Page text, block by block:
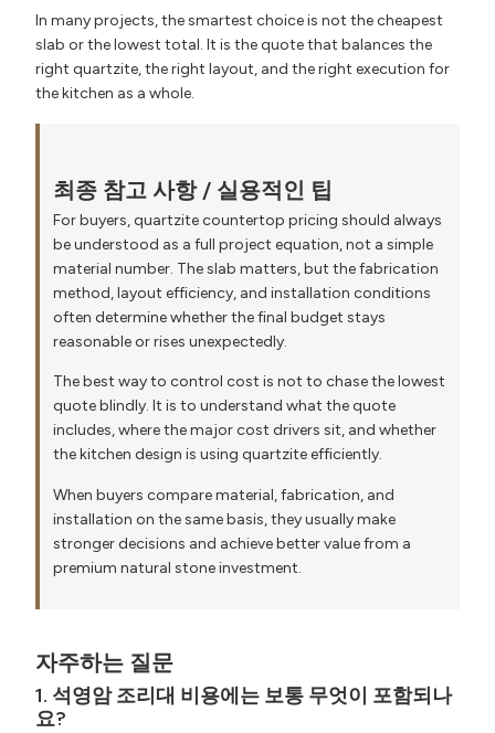
In many projects, the smartest choice is not the cheapest
slab or the lowest total. It is the quote that balances the
right quartzite, the right layout, and the right execution for
the kitchen as a whole.
최종 참고 사항 / 실용적인 팁
For buyers, quartzite countertop pricing should always
be understood as a full project equation, not a simple
material number. The slab matters, but the fabrication
method, layout efficiency, and installation conditions
often determine whether the final budget stays
reasonable or rises unexpectedly.
The best way to control cost is not to chase the lowest
quote blindly. It is to understand what the quote
includes, where the major cost drivers sit, and whether
the kitchen design is using quartzite efficiently.
When buyers compare material, fabrication, and
installation on the same basis, they usually make
stronger decisions and achieve better value from a
premium natural stone investment.
자주하는 질문
1. 석영암 조리대 비용에는 보통 무엇이 포함되나
요?